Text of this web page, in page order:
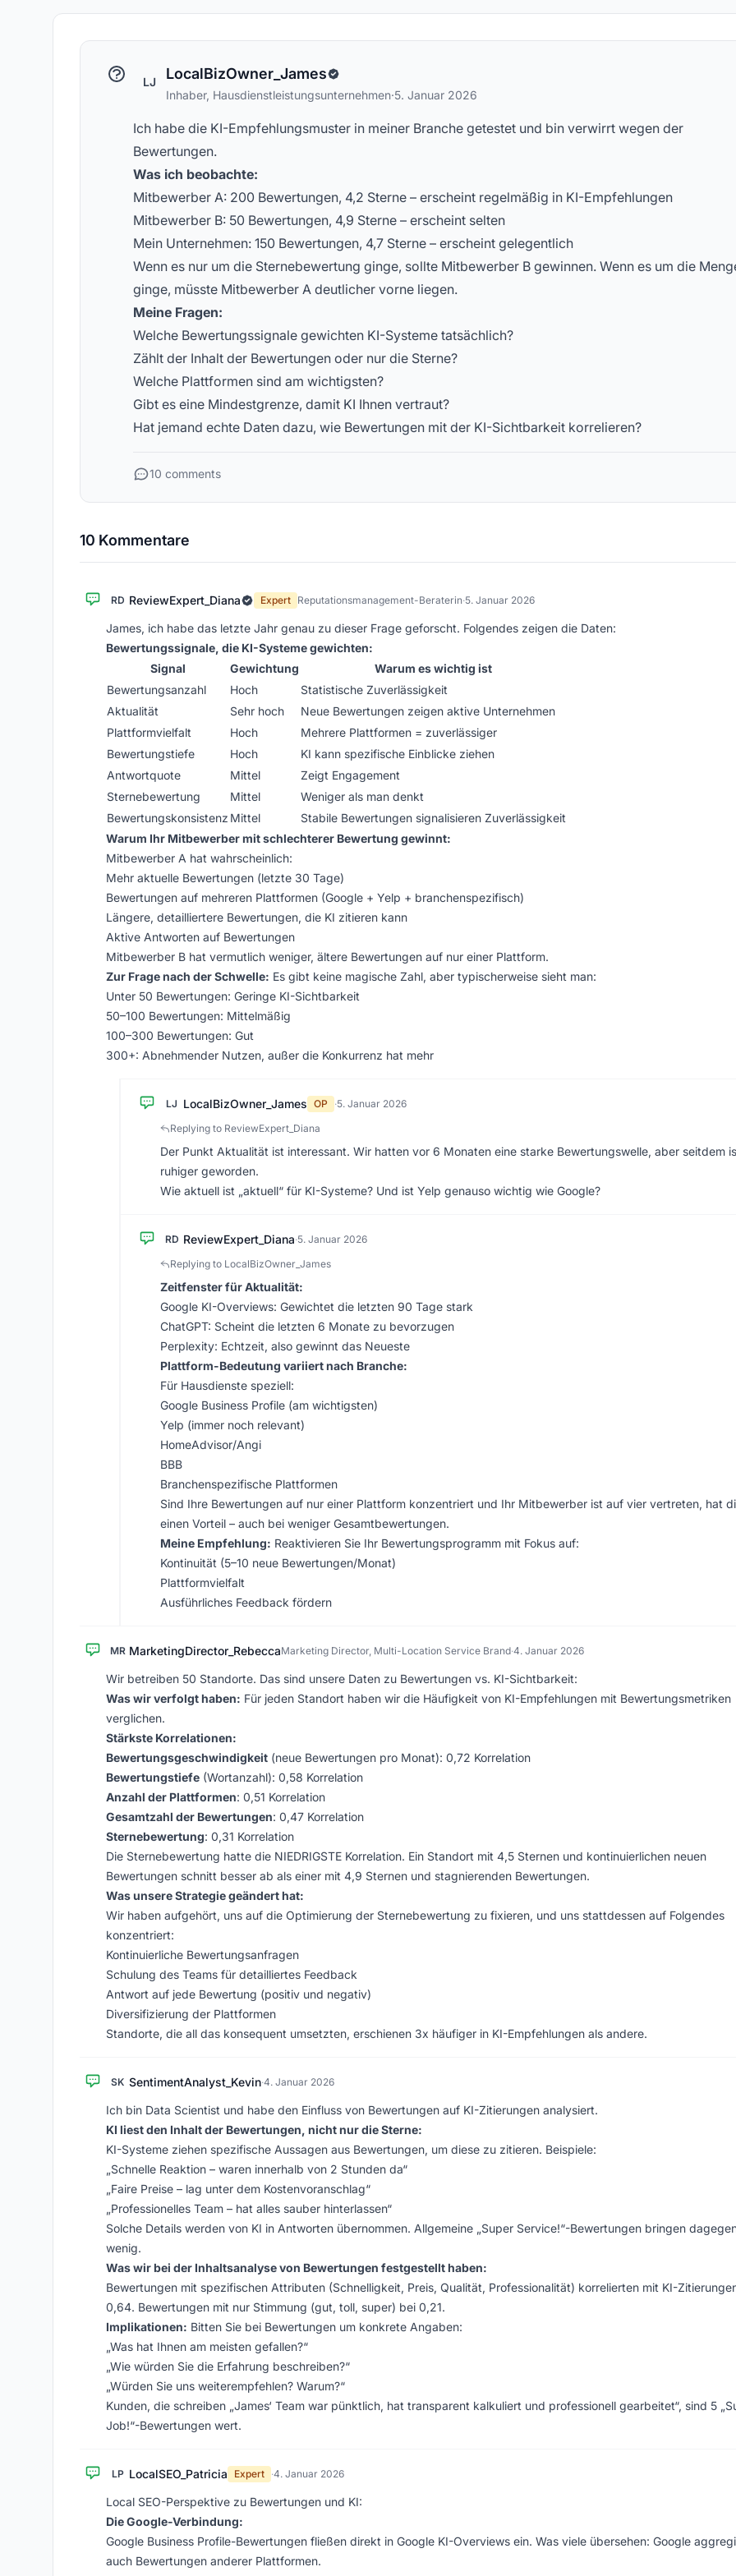
Konzepte zur KI-Sichtbarkeit
gestellte Fragen
LJ LocalBizOwner_James
Inhaber, Hausdienstleistungsunternehmen·5. Januar 2026
Ich habe die KI-Empfehlungsmuster in meiner Branche getestet und bin verwirrt wegen der
Bewertungen.
Was ich beobachte:
Mitbewerber A: 200 Bewertungen, 4,2 Sterne – erscheint regelmäßig in KI-Empfehlungen
Mitbewerber B: 50 Bewertungen, 4,9 Sterne – erscheint selten
Mein Unternehmen: 150 Bewertungen, 4,7 Sterne – erscheint gelegentlich
Wenn es nur um die Sternebewertung ginge, sollte Mitbewerber B gewinnen. Wenn es um die
ginge, müsste Mitbewerber A deutlicher vorne liegen.
Meine Fragen:
Welche Bewertungssignale gewichten KI-Systeme tatsächlich?
Zählt der Inhalt der Bewertungen oder nur die Sterne?
Welche Plattformen sind am wichtigsten?
Gibt es eine Mindestgrenze, damit KI Ihnen vertraut?
Hat jemand echte Daten dazu, wie Bewertungen mit der KI-Sichtbarkeit korrelieren?
10 comments
10 Kommentare
RD ReviewExpert_Diana Expert Reputationsmanagement-Beraterin·5. Januar 2026
James, ich habe das letzte Jahr genau zu dieser Frage geforscht. Folgendes zeigen die Daten:
Bewertungssignale, die KI-Systeme gewichten:
Signal
Gewichtung
Warum es wichtig ist
Bewertungsanzahl
Hoch
Statistische Zuverlässigkeit
Aktualität
Sehr hoch
Neue Bewertungen zeigen aktive Unternehmen
Plattformvielfalt
Hoch
Mehrere Plattformen = zuverlässiger
Bewertungstiefe
Hoch
KI kann spezifische Einblicke ziehen
Antwortquote
Mittel
Zeigt Engagement
Sternebewertung
Mittel
Weniger als man denkt
Bewertungskonsistenz Mittel
Stabile Bewertungen signalisieren Zuverlässigkeit
Warum Ihr Mitbewerber mit schlechterer Bewertung gewinnt:
Mitbewerber A hat wahrscheinlich:
Mehr aktuelle Bewertungen (letzte 30 Tage)
Bewertungen auf mehreren Plattformen (Google + Yelp + branchenspezifisch)
Längere, detailliertere Bewertungen, die KI zitieren kann
Aktive Antworten auf Bewertungen
Mitbewerber B hat vermutlich weniger, ältere Bewertungen auf nur einer Plattform.
Zur Frage nach der Schwelle: Es gibt keine magische Zahl, aber typischerweise sieht man:
Unter 50 Bewertungen: Geringe KI-Sichtbarkeit
50–100 Bewertungen: Mittelmäßig
100–300 Bewertungen: Gut
300+: Abnehmender Nutzen, außer die Konkurrenz hat mehr
LJ LocalBizOwner_James OP ·5. Januar 2026
Replying to ReviewExpert_Diana
Der Punkt Aktualität ist interessant. Wir hatten vor 6 Monaten eine starke Bewertungswelle, aber seitdem
ruhiger geworden.
Wie aktuell ist „aktuell“ für KI-Systeme? Und ist Yelp genauso wichtig wie Google?
RD ReviewExpert_Diana·5. Januar 2026
Replying to LocalBizOwner_James
Zeitfenster für Aktualität:
Google KI-Overviews: Gewichtet die letzten 90 Tage stark
ChatGPT: Scheint die letzten 6 Monate zu bevorzugen
Perplexity: Echtzeit, also gewinnt das Neueste
Plattform-Bedeutung variiert nach Branche:
Für Hausdienste speziell:
Google Business Profile (am wichtigsten)
Yelp (immer noch relevant)
HomeAdvisor/Angi
BBB
Branchenspezifische Plattformen
Sind Ihre Bewertungen auf nur einer Plattform konzentriert und Ihr Mitbewerber ist auf vier vertreten, hat
einen Vorteil – auch bei weniger Gesamtbewertungen.
Meine Empfehlung: Reaktivieren Sie Ihr Bewertungsprogramm mit Fokus auf:
Kontinuität (5–10 neue Bewertungen/Monat)
Plattformvielfalt
Ausführliches Feedback fördern
MR MarketingDirector_RebeccaMarketing Director, Multi-Location Service Brand·4. Januar 2026
Wir betreiben 50 Standorte. Das sind unsere Daten zu Bewertungen vs. KI-Sichtbarkeit:
Was wir verfolgt haben: Für jeden Standort haben wir die Häufigkeit von KI-Empfehlungen mit Bewertungsmetriken
verglichen.
Stärkste Korrelationen:
Bewertungsgeschwindigkeit (neue Bewertungen pro Monat): 0,72 Korrelation
Bewertungstiefe (Wortanzahl): 0,58 Korrelation
Anzahl der Plattformen: 0,51 Korrelation
Gesamtzahl der Bewertungen: 0,47 Korrelation
Sternebewertung: 0,31 Korrelation
Die Sternebewertung hatte die NIEDRIGSTE Korrelation. Ein Standort mit 4,5 Sternen und kontinuierlichen neuen
Bewertungen schnitt besser ab als einer mit 4,9 Sternen und stagnierenden Bewertungen.
Was unsere Strategie geändert hat:
Wir haben aufgehört, uns auf die Optimierung der Sternebewertung zu fixieren, und uns stattdessen auf Folgendes
konzentriert:
Kontinuierliche Bewertungsanfragen
Schulung des Teams für detailliertes Feedback
Antwort auf jede Bewertung (positiv und negativ)
Diversifizierung der Plattformen
Standorte, die all das konsequent umsetzten, erschienen 3x häufiger in KI-Empfehlungen als andere.
SK SentimentAnalyst_Kevin·4. Januar 2026
Ich bin Data Scientist und habe den Einfluss von Bewertungen auf KI-Zitierungen analysiert.
KI liest den Inhalt der Bewertungen, nicht nur die Sterne:
KI-Systeme ziehen spezifische Aussagen aus Bewertungen, um diese zu zitieren. Beispiele:
„Schnelle Reaktion – waren innerhalb von 2 Stunden da“
„Faire Preise – lag unter dem Kostenvoranschlag“
„Professionelles Team – hat alles sauber hinterlassen“
Solche Details werden von KI in Antworten übernommen. Allgemeine „Super Service!“-Bewertungen bringen
wenig.
Was wir bei der Inhaltsanalyse von Bewertungen festgestellt haben:
Bewertungen mit spezifischen Attributen (Schnelligkeit, Preis, Qualität, Professionalität) korrelierten mit KI-
0,64. Bewertungen mit nur Stimmung (gut, toll, super) bei 0,21.
Implikationen: Bitten Sie bei Bewertungen um konkrete Angaben:
„Was hat Ihnen am meisten gefallen?“
„Wie würden Sie die Erfahrung beschreiben?“
„Würden Sie uns weiterempfehlen? Warum?“
Kunden, die schreiben „James‘ Team war pünktlich, hat transparent kalkuliert und professionell gearbeitet“, sind 5
Job!“-Bewertungen wert.
LP LocalSEO_Patricia Expert ·4. Januar 2026
Local SEO-Perspektive zu Bewertungen und KI:
Die Google-Verbindung:
Google Business Profile-Bewertungen fließen direkt in Google KI-Overviews ein. Was viele übersehen: Google
auch Bewertungen anderer Plattformen.